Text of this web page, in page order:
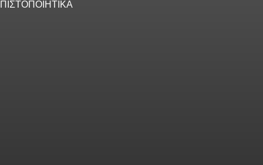
ΠΙΣΤΟΠΟΙΗΤΙΚΑ